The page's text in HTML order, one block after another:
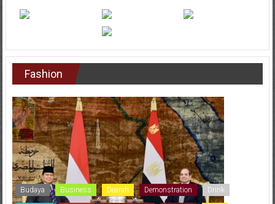
Fashion
Budaya Business Dearah Demonstration Drink